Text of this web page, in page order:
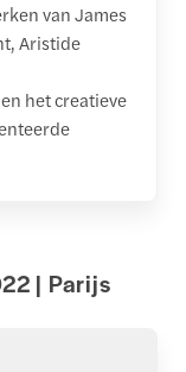
van James
Aristide
het creatieve
| Parijs